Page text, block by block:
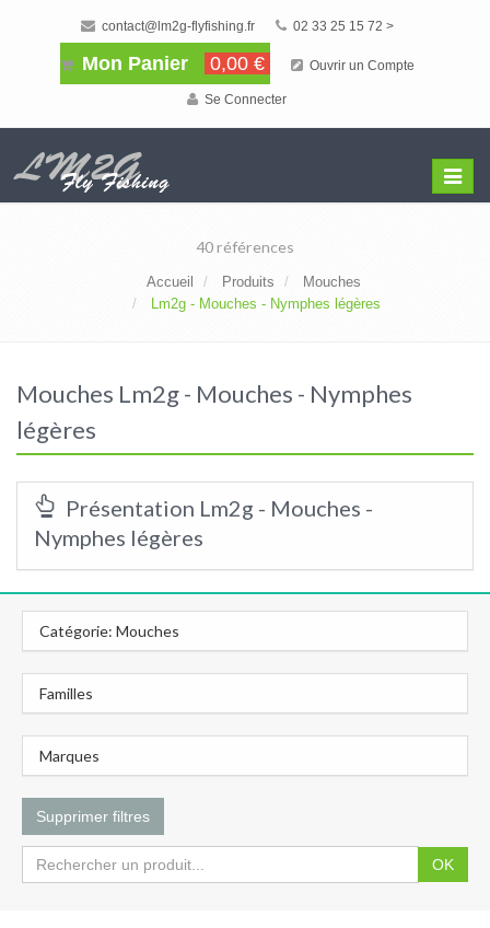
contact@lm2g-flyfishing.fr 02 33 25 15 72 >
Mon Panier 0,00 € Ouvrir un Compte
Se Connecter
Menu
40 références
Accueil Produits
Mouches
Lm2g - Mouches - Nymphes légères
Mouches Lm2g - Mouches - Nymphes
légères
Présentation Lm2g - Mouches -
Nymphes légères
Catégorie: Mouches
Familles
Marques
Supprimer filtres
OK